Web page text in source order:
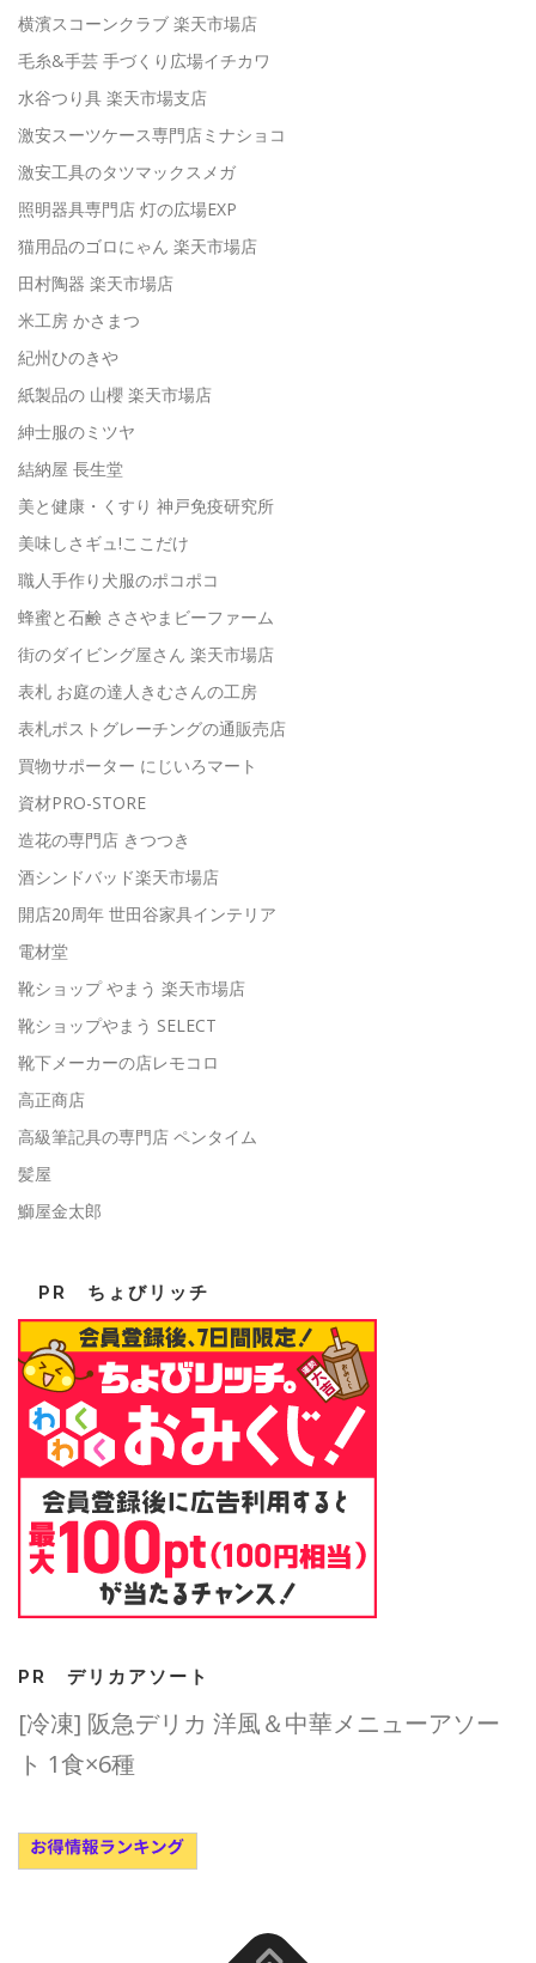
横濱スコーンクラブ 楽天市場店
毛糸&手芸 手づくり広場イチカワ
水谷つり具 楽天市場支店
激安スーツケース専門店ミナショコ
激安工具のタツマックスメガ
照明器具専門店 灯の広場EXP
猫用品のゴロにゃん 楽天市場店
田村陶器 楽天市場店
米工房 かさまつ
紀州ひのきや
紙製品の 山櫻 楽天市場店
紳士服のミツヤ
結納屋 長生堂
美と健康・くすり 神戸免疫研究所
美味しさギュ!ここだけ
職人手作り犬服のポコポコ
蜂蜜と石鹸 ささやまビーファーム
街のダイビング屋さん 楽天市場店
表札 お庭の達人きむさんの工房
表札ポストグレーチングの通販売店
買物サポーター にじいろマート
資材PRO-STORE
造花の専門店 きつつき
酒シンドバッド楽天市場店
開店20周年 世田谷家具インテリア
電材堂
靴ショップ やまう 楽天市場店
靴ショップやまう SELECT
靴下メーカーの店レモコロ
高正商店
高級筆記具の専門店 ペンタイム
髪屋
鰤屋金太郎
PR ちょびリッチ
PR デリカアソート
[冷凍] 阪急デリカ 洋風＆中華メニューアソー
ト 1食×6種